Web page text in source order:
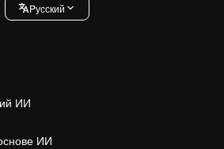
Pусский
ИИ
ИИ